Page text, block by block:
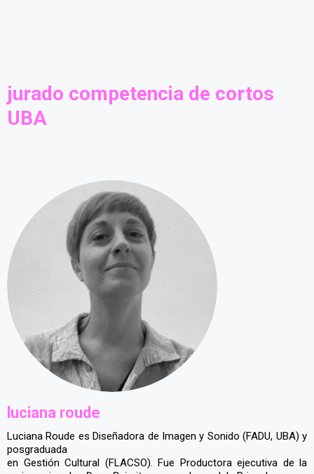
jurado competencia de cortos
UBA
luciana roude
Luciana Roude es Diseñadora de Imagen y Sonido (FADU, UBA) y
posgraduada
en Gestión Cultural (FLACSO). Fue Productora ejecutiva de la